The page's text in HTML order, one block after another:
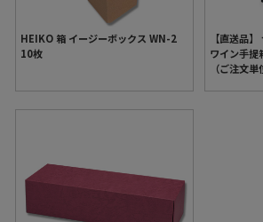
HEIKO 箱 イージーボックス WN-2
10枚
【直送品
ワイン手
（ご注文単